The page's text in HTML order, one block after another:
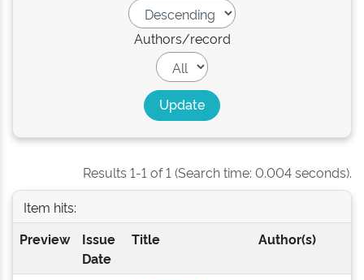
Authors/record
Results 1-1 of 1 (Search time: 0.004 seconds).
Item hits:
Preview
Issue
Date
Title Author(s)